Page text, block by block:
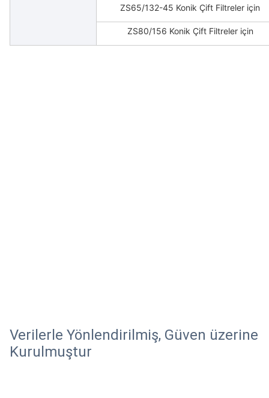
ZS65/132-45 Konik Çift Filtreler için
ZS80/156 Konik Çift Filtreler için
Verilerle Yönlendirilmiş, Güven üzerine
Kurulmuştur